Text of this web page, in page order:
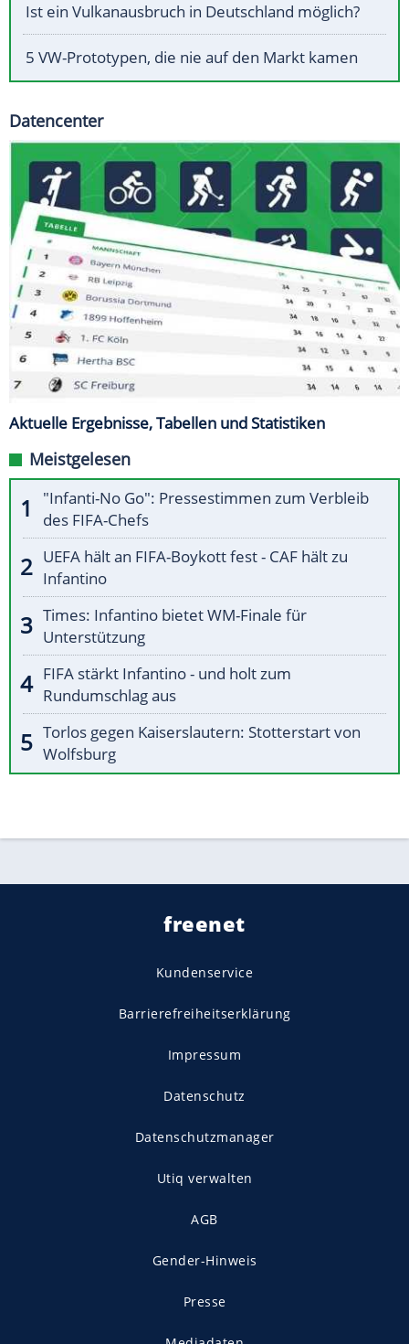
Ist ein Vulkanausbruch in Deutschland möglich?
5 VW-Prototypen, die nie auf den Markt kamen
Datencenter
Aktuelle Ergebnisse, Tabellen und Statistiken
Meistgelesen
"Infanti-No Go": Pressestimmen zum Verbleib
des FIFA-Chefs
UEFA hält an FIFA-Boykott fest - CAF hält zu
Infantino
Times: Infantino bietet WM-Finale für
Unterstützung
FIFA stärkt Infantino - und holt zum
Rundumschlag aus
Torlos gegen Kaiserslautern: Stotterstart von
Wolfsburg
freenet
Kundenservice
Barrierefreiheitserklärung
Impressum
Datenschutz
Datenschutzmanager
Utiq verwalten
AGB
Gender-Hinweis
Presse